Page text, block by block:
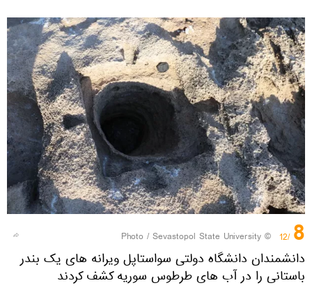
8
/12
© Photo /
Sevastopol State University
دانشمندان دانشگاه دولتی سواستاپل ویرانه های یک بندر
باستانی را در آب های طرطوس سوریه کشف کردند